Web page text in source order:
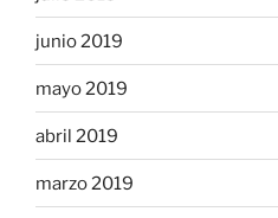
junio 2019
mayo 2019
abril 2019
marzo 2019